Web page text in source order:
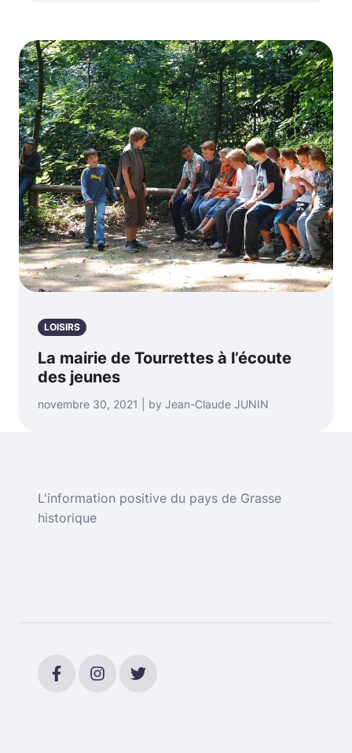
LOISIRS
La mairie de Tourrettes à l’écoute
des jeunes
novembre 30, 2021 | by Jean-Claude JUNIN
L'information positive du pays de Grasse
historique